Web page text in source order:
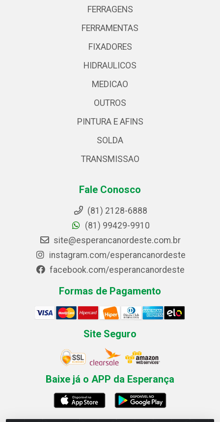
FERRAGENS
FERRAMENTAS
FIXADORES
HIDRAULICOS
MEDICAO
OUTROS
PINTURA E AFINS
SOLDA
TRANSMISSAO
Fale Conosco
(81) 2128-6888
(81) 99429-9910
site@esperancanordeste.com.br
instagram.com/esperancanordeste
facebook.com/esperancanordeste
Formas de Pagamento
Site Seguro
Baixe já o APP da Esperança